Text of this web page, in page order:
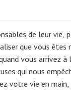
de leur vie,
que vous êtes
vous arrivez à
qui nous
votre vie en main,